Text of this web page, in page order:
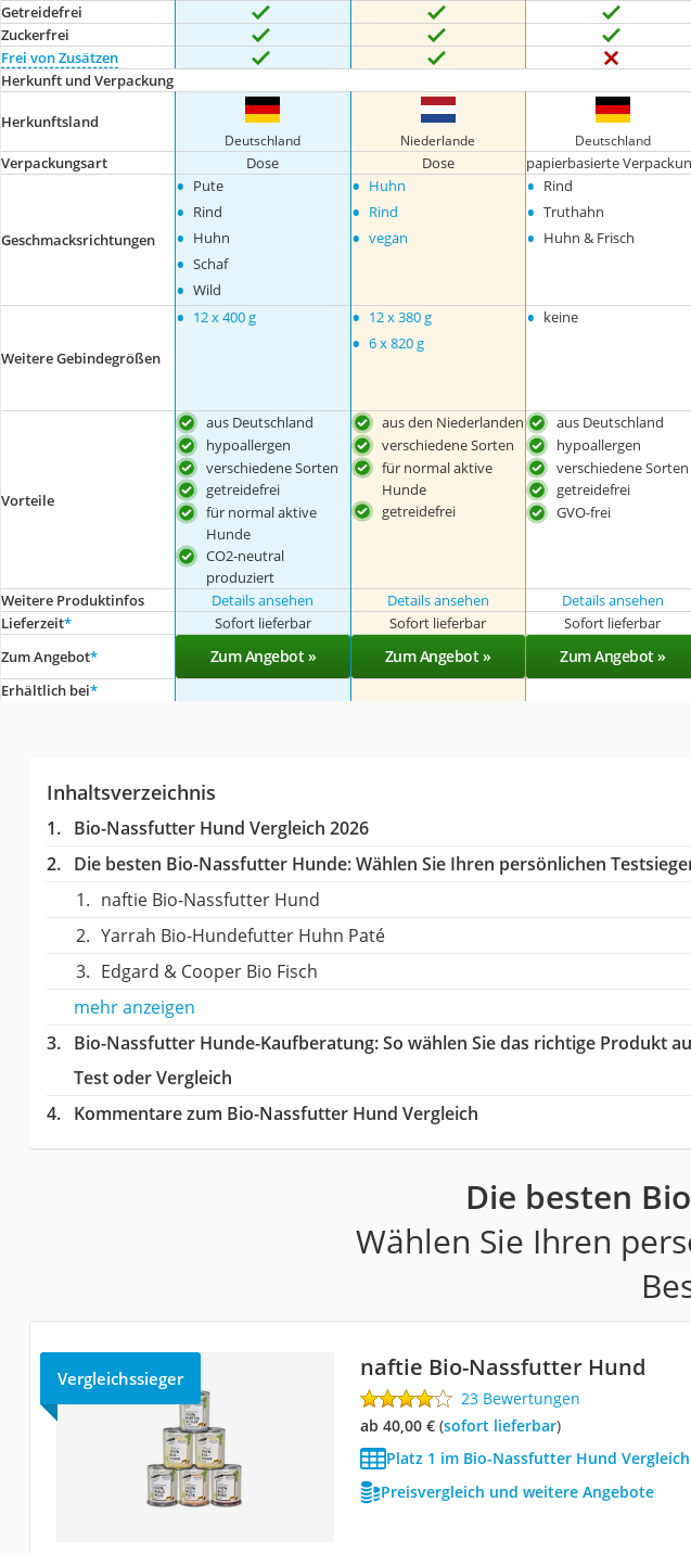
Getreidefrei
Zuckerfrei
Frei von Zusätzen
Herkunft und Verpackung
Herkunftsland
Deutschland Niederlande Deutschland
Verpackungsart Dose Dose papierbasierte
Geschmacksrichtungen
• Pute
• Rind
• Huhn
• Schaf
• Wild
• Huhn
• Rind
• vegan
• Rind
• Truthahn
• Huhn & Frisch
Weitere Gebindegrößen
• 12 x 400 g • 12 x 380 g
• 6 x 820 g
• keine
Vorteile
aus Deutschland
hypoallergen
verschiedene Sorten
getreidefrei
für normal aktive
Hunde
CO2-neutral
produziert
aus den Niederlanden
verschiedene Sorten
für normal aktive
Hunde
getreidefrei
aus Deutschland
hypoallergen
verschiedene Sorten
getreidefrei
GVO-frei
Weitere Produktinfos Details ansehen Details ansehen Details ansehen
Lieferzeit* Sofort lieferbar Sofort lieferbar Sofort lieferbar
Zum Angebot* Zum Angebot » Zum Angebot » Zum Angebot »
Erhältlich bei*
Inhaltsverzeichnis
Bio-Nassfutter Hund Vergleich 2026
Die besten Bio-Nassfutter Hunde:Wählen Sie Ihren persönlichen
naftie Bio-Nassfutter Hund
Yarrah Bio-Hundefutter Huhn Paté
Edgard & Cooper Bio Fisch
mehr anzeigen
Bio-Nassfutter Hunde-Kaufberatung: So wählen Sie das richtige Produkt
Test oder Vergleich
Kommentare zum Bio-Nassfutter Hund Vergleich
Die besten
Wählen Sie Ihren
Vergleichssieger naftie Bio-Nassfutter Hund
23 Bewertungen
ab 40,00 €( Sofort lieferbar)
Platz 1 im Bio-Nassfutter Hund Vergleich
Preisvergleich und weitere Angebote